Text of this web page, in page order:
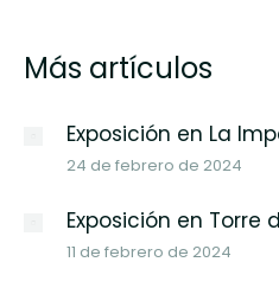
Más artículos
Exposición en La
24 de febrero de 2024
Exposición en Torre
11 de febrero de 2024